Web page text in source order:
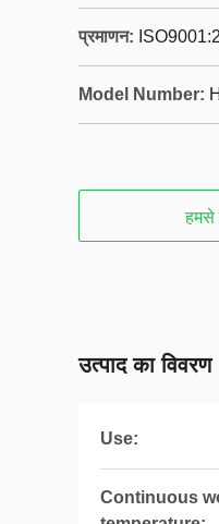
प्रमाणन:
Model Number:
हमसे
उत्पाद का विवरण
Use:
Continuous